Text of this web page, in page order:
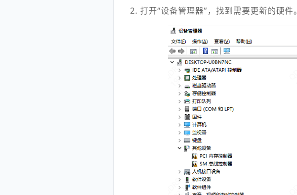
2. 打开“设备管理器”，找到需要更新的硬件。